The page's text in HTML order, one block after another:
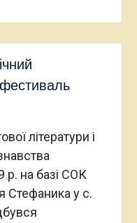
літератури і
р. на базі СОК
Стефаника у с.